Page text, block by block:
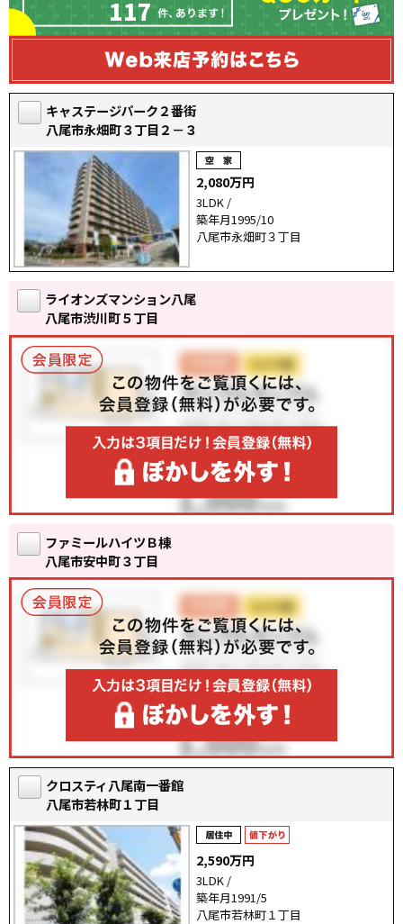
117
キャステージパーク２番街
八尾市永畑町３丁目２－３
2,080万円
3LDK /
築年月1995/10
八尾市永畑町３丁目
ライオンズマンション八尾
八尾市渋川町５丁目
ファミールハイツＢ棟
八尾市安中町３丁目
クロスティ八尾南一番館
八尾市若林町１丁目
2,590万円
3LDK /
築年月1991/5
八尾市若林町１丁目